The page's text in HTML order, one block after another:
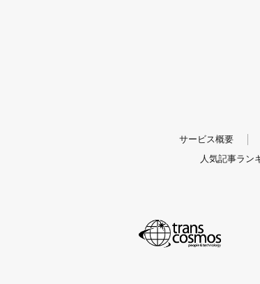
個人情報の取り扱いについ
住所：東京都渋谷区渋谷3-
電話：03-6822-7250
サービス概要
人気記事ラン